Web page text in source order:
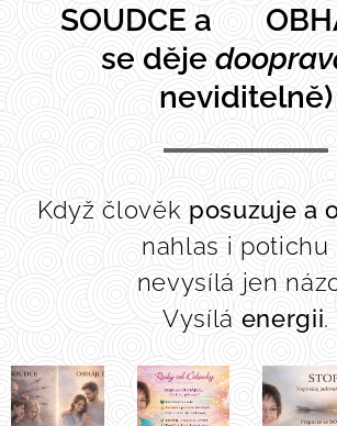
⚖️ SOUDCE a 🕊️
se děje
neviditelně)
Když člověk posuzuje a
nahlas i potichu
nevysílá jen
Vysílá energii.